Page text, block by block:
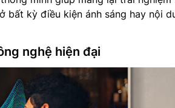
bất kỳ điều kiện ánh sáng hay nội
nghệ hiện đại